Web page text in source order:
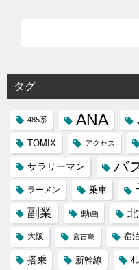
タグ
485系 ANA
TOMIX アクセス
サラリーマン バ
ラーメン 乗車
副業 動画
大阪 宮古島 宿泊
搭乗 新幹線